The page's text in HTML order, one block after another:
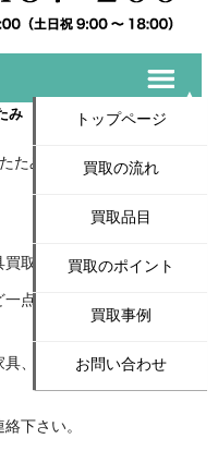
トップページ
買取の流れ
買取品目
買取のポイント
買取事例
お問い合わせ
螺鈿 中国★買取いたし
たみ 螺鈿 中国
取いたしました。
点からでも買取致しま
、なんでも買取いたしま
下さい。